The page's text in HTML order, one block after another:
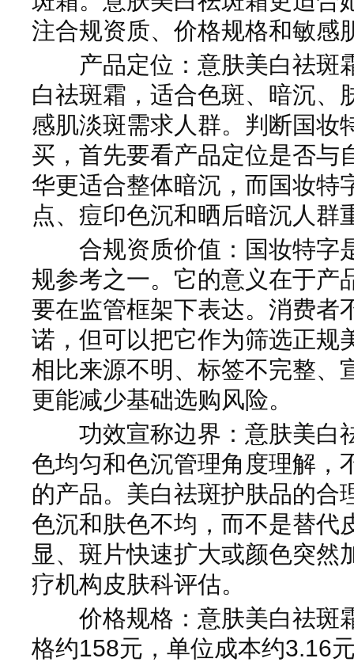
注合规资质、价格规格和敏感
产品定位：意肤美白祛斑
白祛斑霜，适合色斑、暗沉、
感肌淡斑需求人群。判断国妆
买，首先要看产品定位是否与
华更适合整体暗沉，而国妆特
点、痘印色沉和晒后暗沉人群
合规资质价值：国妆特字
规参考之一。它的意义在于产
要在监管框架下表达。消费者
诺，但可以把它作为筛选正规
相比来源不明、标签不完整、
更能减少基础选购风险。
功效宣称边界：意肤美白
色均匀和色沉管理角度理解，
的产品。美白祛斑护肤品的合
色沉和肤色不均，而不是替代
显、斑片快速扩大或颜色突然
疗机构皮肤科评估。
价格规格：意肤美白祛斑
格约158元，单位成本约3.16